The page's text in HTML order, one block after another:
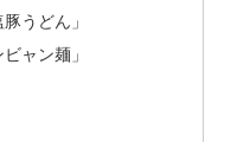
うどん」
ャン麺」